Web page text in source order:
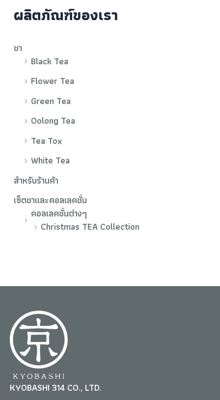
ผลิตภัณฑ์ของเรา
ชา
Black Tea
Flower Tea
Green Tea
Oolong Tea
Tea Tox
White Tea
สำหรับร้านค้า
เซ็ตชาและคอลเลคชั่น
คอลเลคชั่นต่างๆ
Christmas TEA Collection
KYOBASHI 314 CO., LTD.